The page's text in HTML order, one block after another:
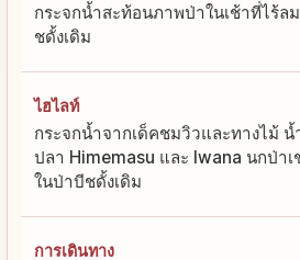
กระจกน้ำสะท้อนภาพป่าในเช้าที่ไร้ล
ชดั้งเดิม
ไฮไลท์
กระจกน้ำจากเด็คชมวิวและทางไม้ น้
ปลา Himemasu และ Iwana นกป่า
ในป่าบีชดั้งเดิม
การเดินทาง